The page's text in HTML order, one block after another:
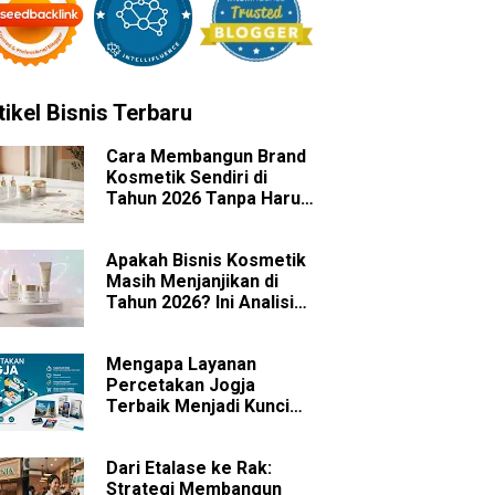
Bisnis Terbaru
Cara Membangun Brand
Kosmetik Sendiri di
Tahun 2026 Tanpa Harus
Apakah Bisnis Kosmetik
Masih Menjanjikan di
Tahun 2026? Ini Analisis
Mengapa Layanan
Percetakan Jogja
Terbaik Menjadi Kunci
Dari Etalase ke Rak:
Strategi Membangun